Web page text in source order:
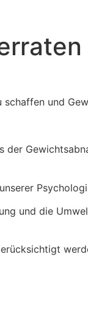
und
der
und die